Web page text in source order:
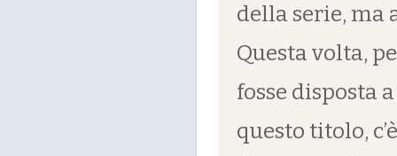
della serie, ma
Questa volta,
fosse disposta
questo titolo,